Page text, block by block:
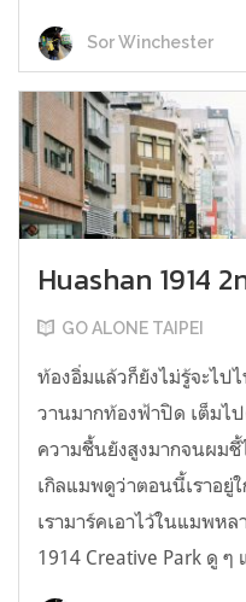
Sor Winchester
Huashan 1914
GO ALONE TAIPEI
ท้องอิ่มแล้วก็ยังไม่รู้จะไป
วานมากท้องฟ้าปิด เต็มไ
ความชื้นยังสูงมากจนผม
เกิลแมพดูว่าตอนนี้เราอยู่
เรามาร์คเอาไว้ในแมพห
1914 Creative Park ดู ๆ